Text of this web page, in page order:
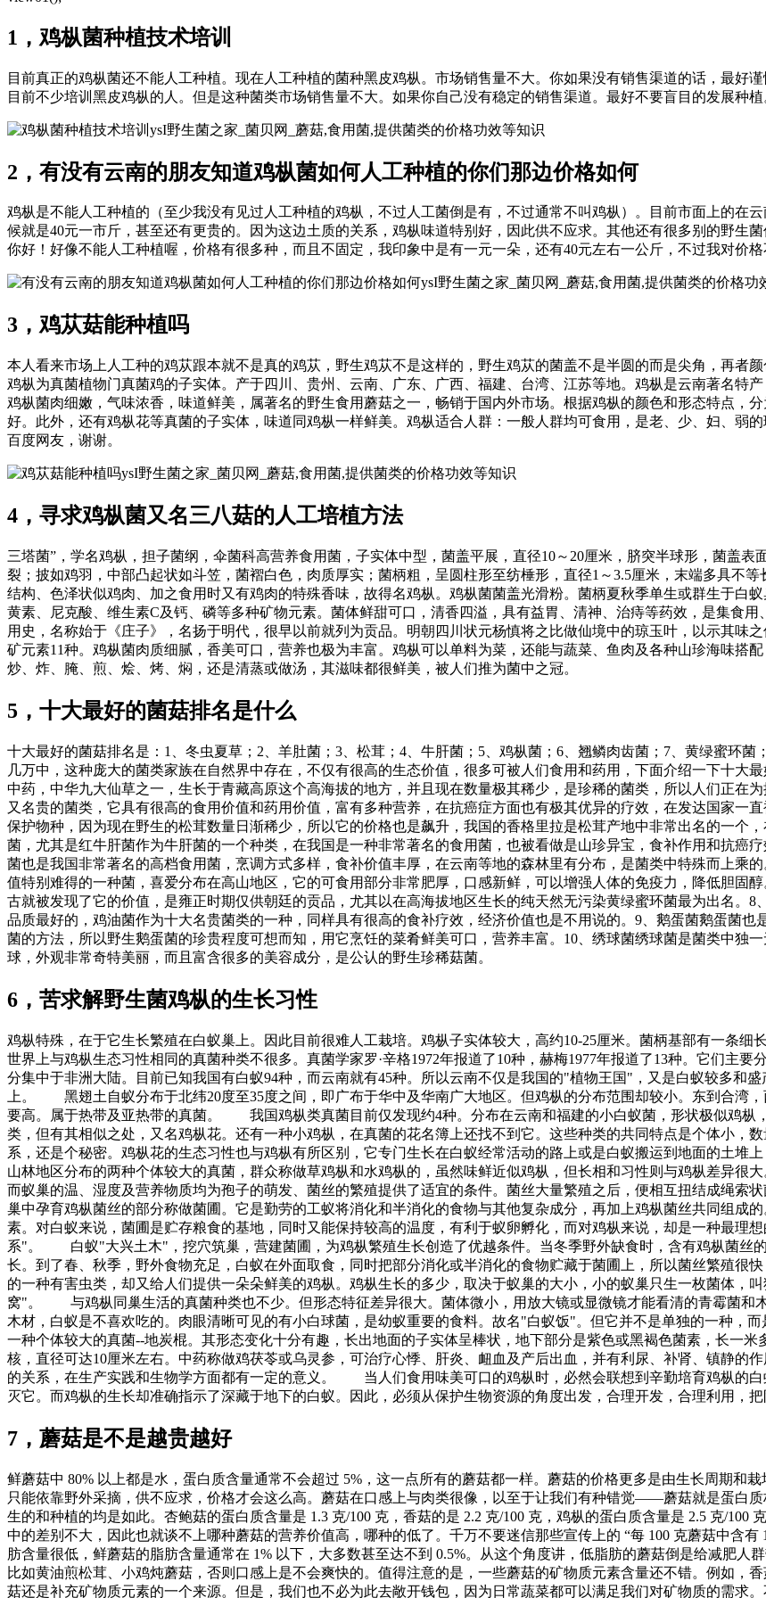
1，鸡枞菌种植技术培训
目前真正的鸡枞菌还不能人工种植。现在人工种植的菌种黑皮鸡枞。市场销售量不大。你如果没有销售渠道的话，最好谨
目前不少培训黑皮鸡枞的人。但是这种菌类市场销售量不大。如果你自己没有稳定的销售渠道。最好不要盲目的发展种植
ysI野生菌之家_菌贝网_蘑菇,食用菌,提供菌类的价格功效等知识
2，有没有云南的朋友知道鸡枞菌如何人工种植的你们那边价格如何
鸡枞是不能人工种植的（至少我没有见过人工种植的鸡枞，不过人工菌倒是有，不过通常不叫鸡枞）。目前市面上的在
候就是40元一市斤，甚至还有更贵的。因为这边土质的关系，鸡枞味道特别好，因此供不应求。其他还有很多别的野生菌
你好！好像不能人工种植喔，价格有很多种，而且不固定，我印象中是有一元一朵，还有40元左右一公斤，不过我对价
ysI野生菌之家_菌贝网_蘑菇,食用菌,提供菌类的价格功
3，鸡苁菇能种植吗
本人看来市场上人工种的鸡苁跟本就不是真的鸡苁，野生鸡苁不是这样的，野生鸡苁的菌盖不是半圆的而是尖角，再者颜
鸡枞为真菌植物门真菌鸡的子实体。产于四川、贵州、云南、广东、广西、福建、台湾、江苏等地。鸡枞是云南著名特
鸡枞菌肉细嫩，气味浓香，味道鲜美，属著名的野生食用蘑菇之一，畅销于国内外市场。根据鸡枞的颜色和形态特点，
好。此外，还有鸡枞花等真菌的子实体，味道同鸡枞一样鲜美。鸡枞适合人群：一般人群均可食用，是老、少、妇、弱
百度网友，谢谢。
ysI野生菌之家_菌贝网_蘑菇,食用菌,提供菌类的价格功效等知识
4，寻求鸡枞菌又名三八菇的人工培植方法
三塔菌”，学名鸡枞，担子菌纲，伞菌科高营养食用菌，子实体中型，菌盖平展，直径10～20厘米，脐突半球形，菌盖
裂；披如鸡羽，中部凸起状如斗笠，菌褶白色，肉质厚实；菌柄粗，呈圆柱形至纺棰形，直径1～3.5厘米，末端多具不
结构、色泽状似鸡肉、加之食用时又有鸡肉的特殊香味，故得名鸡枞。鸡枞菌菌盖光滑粉。菌柄夏秋季单生或群生于白
黄素、尼克酸、维生素C及钙、磷等多种矿物元素。菌体鲜甜可口，清香四溢，具有益胃、清神、治痔等药效，是集食
用史，名称始于《庄子》，名扬于明代，很早以前就列为贡品。明朝四川状元杨慎将之比做仙境中的琼玉叶，以示其味
矿元素11种。鸡枞菌肉质细腻，香美可口，营养也极为丰富。鸡枞可以单料为菜，还能与蔬菜、鱼肉及各种山珍海味搭
炒、炸、腌、煎、烩、烤、焖，还是清蒸或做汤，其滋味都很鲜美，被人们推为菌中之冠。
5，十大最好的菌菇排名是什么
十大最好的菌菇排名是：1、冬虫夏草；2、羊肚菌；3、松茸；4、牛肝菌；5、鸡枞菌；6、翘鳞肉齿菌；7、黄绿蜜环
几万中，这种庞大的菌类家族在自然界中存在，不仅有很高的生态价值，很多可被人们食用和药用，下面介绍一下十大
中药，中华九大仙草之一，生长于青藏高原这个高海拔的地方，并且现在数量极其稀少，是珍稀的菌类，所以人们正在
又名贵的菌类，它具有很高的食用价值和药用价值，富有多种营养，在抗癌症方面也有极其优异的疗效，在发达国家一
保护物种，因为现在野生的松茸数量日渐稀少，所以它的价格也是飙升，我国的香格里拉是松茸产地中非常出名的一个
菌，尤其是红牛肝菌作为牛肝菌的一个种类，在我国是一种非常著名的食用菌，也被看做是山珍异宝，食补作用和抗癌
菌也是我国非常著名的高档食用菌，烹调方式多样，食补价值丰厚，在云南等地的森林里有分布，是菌类中特殊而上乘
值特别难得的一种菌，喜爱分布在高山地区，它的可食用部分非常肥厚，口感新鲜，可以增强人体的免疫力，降低胆固
古就被发现了它的价值，是雍正时期仅供朝廷的贡品，尤其以在高海拔地区生长的纯天然无污染黄绿蜜环菌最为出名。
品质最好的，鸡油菌作为十大名贵菌类的一种，同样具有很高的食补疗效，经济价值也是不用说的。9、鹅蛋菌鹅蛋菌
菌的方法，所以野生鹅蛋菌的珍贵程度可想而知，用它烹饪的菜肴鲜美可口，营养丰富。10、绣球菌绣球菌是菌类中独
球，外观非常奇特美丽，而且富含很多的美容成分，是公认的野生珍稀菇菌。
6，苦求解野生菌鸡枞的生长习性
鸡枞特殊，在于它生长繁殖在白蚁巢上。因此目前很难人工栽培。鸡枞子实体较大，高约10-25厘米。菌柄基部有一条细
世界上与鸡枞生态习性相同的真菌种类不很多。真菌学家罗·辛格1972年报道了10种，赫梅1977年报道了13种。它们主
分集中于非洲大陆。目前已知我国有白蚁94种，而云南就有45种。所以云南不仅是我国的"植物王国"，又是白蚁较多和
上。 黑翅土自蚁分布于北纬20度至35度之间，即广布于华中及华南广大地区。但鸡枞的分布范围却较小。东到合湾
要高。属于热带及亚热带的真菌。 我国鸡枞类真菌目前仅发现约4种。分布在云南和福建的小白蚁菌，形状极似鸡枞
类，但有其相似之处，又名鸡枞花。还有一种小鸡枞，在真菌的花名簿上还找不到它。这些种类的共同特点是个体小，
系，还是个秘密。鸡枞花的生态习性也与鸡枞有所区别，它专门生长在白蚁经常活动的路上或是白蚁搬运到地面的土堆
山林地区分布的两种个体较大的真菌，群众称做草鸡枞和水鸡枞的，虽然味鲜近似鸡枞，但长相和习性则与鸡枞差异
而蚁巢的温、湿度及营养物质均为孢子的萌发、菌丝的繁殖提供了适宜的条件。菌丝大量繁殖之后，便相互扭结成绳索
巢中孕育鸡枞菌丝的部分称做菌圃。它是勤劳的工蚁将消化和半消化的食物与其他复杂成分，再加上鸡枞菌丝共同组成
素。对白蚁来说，菌圃是贮存粮食的基地，同时又能保持较高的温度，有利于蚁卵孵化，而对鸡枞来说，却是一种最理
系"。 白蚁"大兴土木"，挖穴筑巢，营建菌圃，为鸡枞繁殖生长创造了优越条件。当冬季野外缺食时，含有鸡枞菌丝
长。到了春、秋季，野外食物充足，白蚁在外面取食，同时把部分消化或半消化的食物贮藏于菌圃上，所以菌丝繁殖
的一种有害虫类，却又给人们提供一朵朵鲜美的鸡枞。鸡枞生长的多少，取决于蚁巢的大小，小的蚁巢只生一枚菌体，
窝"。 与鸡枞同巢生活的真菌种类也不少。但形态特征差异很大。菌体微小，用放大镜或显微镜才能看清的青霉菌和
木材，白蚁是不喜欢吃的。肉眼清晰可见的有小白球菌，是幼蚁重要的食料。故名"白蚁饭"。但它并不是单独的一种
一种个体较大的真菌--地炭棍。其形态变化十分有趣，长出地面的子实体呈棒状，地下部分是紫色或黑褐色菌素，长一
核，直径可达10厘米左右。中药称做鸡茯苓或乌灵参，可治疗心悸、肝炎、衄血及产后出血，并有利尿、补肾、镇静的
的关系，在生产实践和生物学方面都有一定的意义。 当人们食用味美可口的鸡枞时，必然会联想到辛勤培育鸡枞的
灭它。而鸡枞的生长却准确指示了深藏于地下的白蚁。因此，必须从保护生物资源的角度出发，合理开发，合理利用，
7，蘑菇是不是越贵越好
鲜蘑菇中 80% 以上都是水，蛋白质含量通常不会超过 5%，这一点所有的蘑菇都一样。蘑菇的价格更多是由生长周期和
只能依靠野外采摘，供不应求，价格才会这么高。蘑菇在口感上与肉类很像，以至于让我们有种错觉——蘑菇就是蛋白
生的和种植的均是如此。杏鲍菇的蛋白质含量是 1.3 克/100 克，香菇的是 2.2 克/100 克，鸡枞的蛋白质含量是 2.5 克/100
中的差别不大，因此也就谈不上哪种蘑菇的营养价值高，哪种的低了。千万不要迷信那些宣传上的 “每 100 克蘑菇中含
肪含量很低，鲜蘑菇的脂肪含量通常在 1% 以下，大多数甚至达不到 0.5%。从这个角度讲，低脂肪的蘑菇倒是给减肥人
比如黄油煎松茸、小鸡炖蘑菇，否则口感上是不会爽快的。值得注意的是，一些蘑菇的矿物质元素含量还不错。例如，
菇还是补充矿物质元素的一个来源。但是，我们也不必为此去敞开钱包，因为日常蔬菜都可以满足我们对矿物质的需求